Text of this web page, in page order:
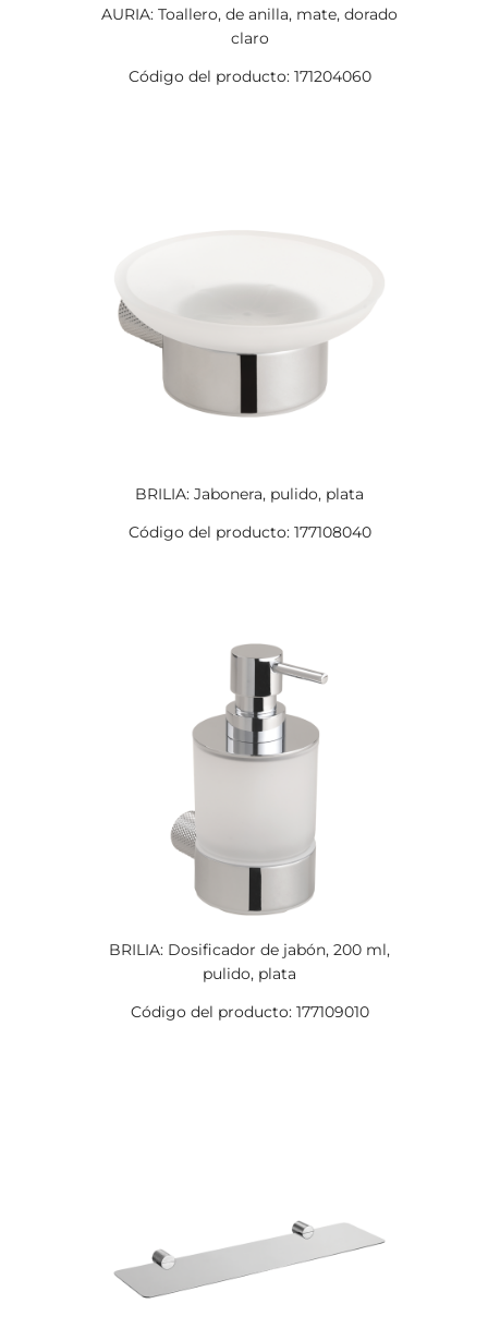
AURIA: Toallero, de anilla, mate, dorado
claro
Código del producto: 171204060
BRILIA: Jabonera, pulido, plata
Código del producto: 177108040
BRILIA: Dosificador de jabón, 200 ml,
pulido, plata
Código del producto: 177109010